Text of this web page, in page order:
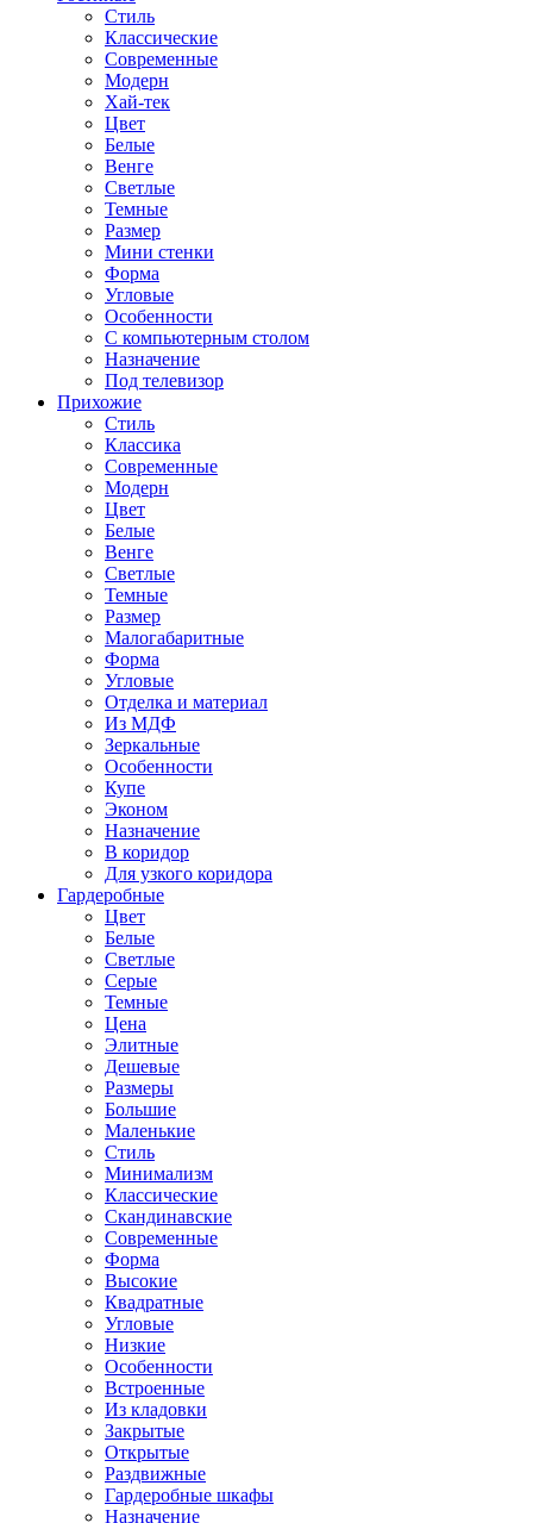
Стиль
Классические
Современные
Модерн
Хай-тек
Цвет
Белые
Венге
Светлые
Темные
Размер
Мини стенки
Форма
Угловые
Особенности
С компьютерным столом
Назначение
Под телевизор
Прихожие
Стиль
Классика
Современные
Модерн
Цвет
Белые
Венге
Светлые
Темные
Размер
Малогабаритные
Форма
Угловые
Отделка и материал
Из МДФ
Зеркальные
Особенности
Купе
Эконом
Назначение
В коридор
Для узкого коридора
Гардеробные
Цвет
Белые
Светлые
Серые
Темные
Цена
Элитные
Дешевые
Размеры
Большие
Маленькие
Стиль
Минимализм
Классические
Скандинавские
Современные
Форма
Высокие
Квадратные
Угловые
Низкие
Особенности
Встроенные
Из кладовки
Закрытые
Открытые
Раздвижные
Гардеробные шкафы
Назначение